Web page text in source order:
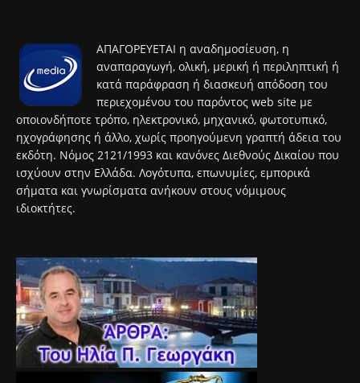
ΑΠΑΓΟΡΕΥΕΤΑΙ η αναδημοσίευση, η
αναπαραγωγή, ολική, μερική ή περιληπτική ή
κατά παράφραση ή διασκευή απόδοση του
περιεχομένου του παρόντος web site με
οποιονδήποτε τρόπο, ηλεκτρονικό, μηχανικό, φωτοτυπικό,
ηχογράφησης ή άλλο, χωρίς προηγούμενη γραπτή άδεια του
εκδότη. Νόμος 2121/1993 και κανόνες Διεθνούς Δικαίου που
ισχύουν στην Ελλάδα. Λογότυπα, επωνυμίες, εμπορικά
σήματα και γνωρίσματα ανήκουν στους νόμιμους
ιδιοκτήτες.